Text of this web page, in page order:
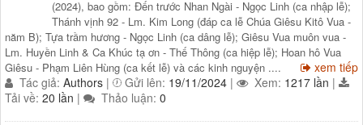
(2024), bao gồm: Đến trước Nhan Ngài - Ngọc Linh (ca nhập lễ);
Thánh vịnh 92 - Lm. Kim Long (đáp ca lễ Chúa Giêsu Kitô Vua -
năm B); Tựa trầm hương - Ngọc Linh (ca dâng lễ); Giêsu Vua muôn vua -
Lm. Huyền Linh & Ca Khúc tạ ơn - Thế Thông (ca hiệp lễ); Hoan hô Vua
Giêsu - Phạm Liên Hùng (ca kết lễ) và các kinh nguyện ....
xem tiếp
Tác giả: Authors | Gửi lên: 19/11/2024 | Xem: 1217 lần |
Tải về: 20 lần | Thảo luận: 0